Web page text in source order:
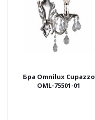
Бра Omnilux Cupazzo
OML-75501-01